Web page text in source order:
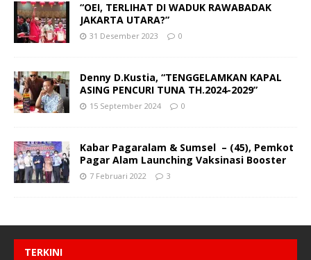
“OEI, TERLIHAT DI WADUK RAWABADAK
JAKARTA UTARA?”
31 Desember 2023 0
Denny D.Kustia, “TENGGELAMKAN KAPAL
ASING PENCURI TUNA TH.2024-2029”
15 September 2024 0
Kabar Pagaralam & Sumsel – (45), Pemkot
Pagar Alam Launching Vaksinasi Booster
7 Februari 2022 3
TERKINI